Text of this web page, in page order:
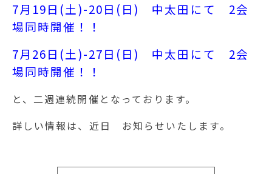
7月19日(土)-20日(日) 中太田にて 2会
場同時開催！！
7月26日(土)-27日(日) 中太田にて 2会
場同時開催！！
と、二週連続開催となっております。
詳しい情報は、近日 お知らせいたします。